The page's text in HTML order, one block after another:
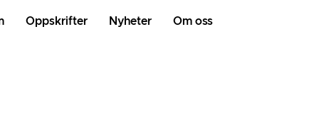
Oppskrifter Nyheter Om oss